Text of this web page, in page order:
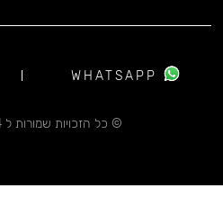
© כל הזכויות שמורות ל 2024 GOOSTO
WHATSAPP